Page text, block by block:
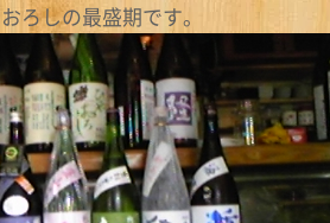
ろしの最盛期です。